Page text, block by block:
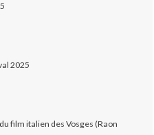
2025
film italien des Vosges (Raon